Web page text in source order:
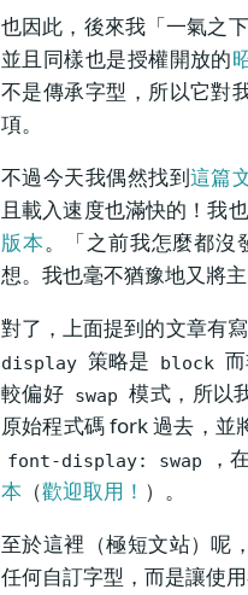
也因此，後來我「一氣之
並且同樣也是授權開放的
不是傳承字型，所以它對
項。
不過今天我偶然找到這篇
且載入速度也滿快的！我
版本。「之前我怎麼都沒
想。我也毫不猶豫地又將
對了，上面提到的文章有
display 策略是 block
較偏好 swap 模式，所以
原始程式碼 fork 過去，並
font-display: swap ，
本 （歡迎取用！ ）。
至於這裡（極短文站）呢
任何自訂字型，而是讓使